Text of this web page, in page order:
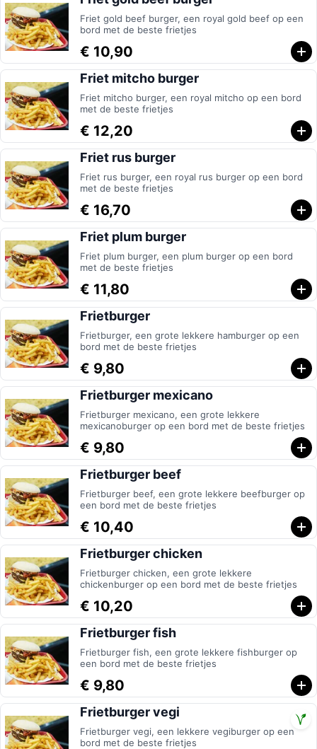
Friet gold beef burger, een royal gold beef op een
bord met de beste frietjes
€ 10,90
Friet mitcho burger
Friet mitcho burger, een royal mitcho op een bord
met de beste frietjes
€ 12,20
Friet rus burger
Friet rus burger, een royal rus burger op een bord
met de beste frietjes
€ 16,70
Friet plum burger
Friet plum burger, een plum burger op een bord
met de beste frietjes
€ 11,80
Frietburger
Frietburger, een grote lekkere hamburger op een
bord met de beste frietjes
€ 9,80
Frietburger mexicano
Frietburger mexicano, een grote lekkere
mexicanoburger op een bord met de beste frietjes
€ 9,80
Frietburger beef
Frietburger beef, een grote lekkere beefburger op
een bord met de beste frietjes
€ 10,40
Frietburger chicken
Frietburger chicken, een grote lekkere
chickenburger op een bord met de beste frietjes
€ 10,20
Frietburger fish
Frietburger fish, een grote lekkere fishburger op
een bord met de beste frietjes
€ 9,80
Frietburger vegi
Frietburger vegi, een lekkere vegiburger op een
bord met de beste frietjes